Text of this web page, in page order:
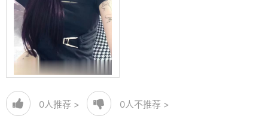
0人推荐 > 0人不推荐 >